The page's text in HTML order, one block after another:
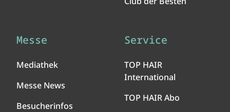
Messe
Mediathek
Messe News
Besucherinfos
Service
TOP HAIR
International
TOP HAIR Abo